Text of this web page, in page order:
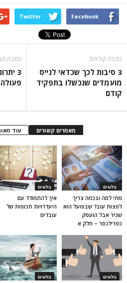
Facebook
Twitter
כתבה קודמת
3 סיבות לכך שכדאי לגייס
מועמדים שנכשלו בתפקיד
קודם
כתבה
3
מאמרים קשורים עוד
בלוגים
איך להתמודד עם
היעדרויות תכופות של
עובדים
בלוגים
מתי למה ובכמה צריך
לפצות עובד שבפועל הוא
שכיר אבל הועסק
כפרילנסר – חלק א
בלוגים בלוגים